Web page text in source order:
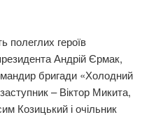
полеглих героїв
Андрій Єрмак,
бригади «Холодний
– Віктор Микита,
Козицький і очільник